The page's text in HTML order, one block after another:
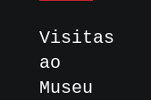
Visitas
ao
Museu